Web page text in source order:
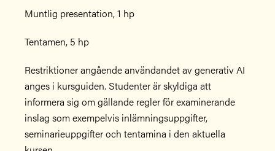
Muntlig presentation, 1 hp
Tentamen, 5 hp
Restriktioner angående användandet av generativ AI
anges i kursguiden. Studenter är skyldiga att
informera sig om gällande regler för examinerande
inslag som exempelvis inlämningsuppgifter,
seminarieuppgifter och tentamina i den aktuella